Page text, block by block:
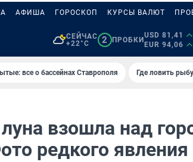
АФИША ГОРОСКОП КУРСЫ ВАЛЮТ
СЕЙЧАС
+22°C
2 ПРОБКИ
USD 81,41
EUR 94,06
все о бассейнах Ставрополя Где ловить
взошла над
редкого явления